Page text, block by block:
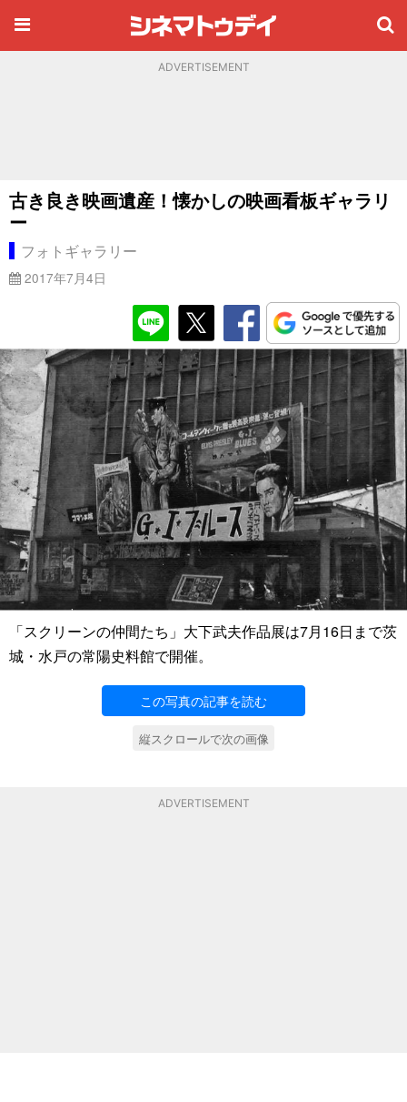
ADVERTISEMENT
古き良き映画遺産！懐かしの映画看板ギャラリ
ー
フォトギャラリー
2017年7月4日
「スクリーンの仲間たち」大下武夫作品展は7月16日まで茨
城・水戸の常陽史料館で開催。
この写真の記事を読む
縦スクロールで次の画像
ADVERTISEMENT